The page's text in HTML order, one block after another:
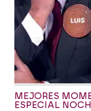
MEJORES
ESPECIAL